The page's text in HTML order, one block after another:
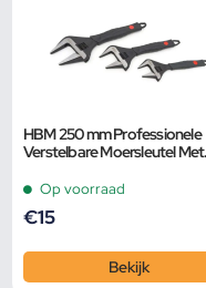
HBM 250 mm Professionele
Verstelbare Moersleutel Met
Smalle Bek
Op voorraad
€15
Bekijk